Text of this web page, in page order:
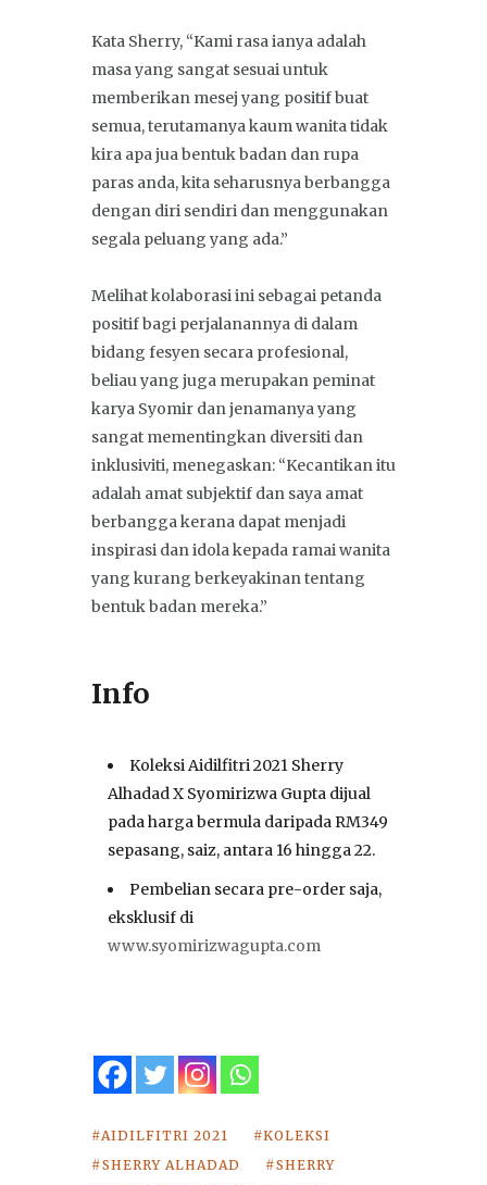
Kata Sherry, “Kami rasa ianya adalah
masa yang sangat sesuai untuk
memberikan mesej yang positif buat
semua, terutamanya kaum wanita tidak
kira apa jua bentuk badan dan rupa
paras anda, kita seharusnya berbangga
dengan diri sendiri dan menggunakan
segala peluang yang ada.”
Melihat kolaborasi ini sebagai petanda
positif bagi perjalanannya di dalam
bidang fesyen secara profesional,
beliau yang juga merupakan peminat
karya Syomir dan jenamanya yang
sangat mementingkan diversiti dan
inklusiviti, menegaskan: “Kecantikan itu
adalah amat subjektif dan saya amat
berbangga kerana dapat menjadi
inspirasi dan idola kepada ramai wanita
yang kurang berkeyakinan tentang
bentuk badan mereka.”
Info
Koleksi Aidilfitri 2021 Sherry
Alhadad X Syomirizwa Gupta dijual
pada harga bermula daripada RM349
sepasang, saiz, antara 16 hingga 22.
Pembelian secara pre-order saja,
eksklusif di
www.syomirizwagupta.com
AIDILFITRI 2021
KOLEKSI
SHERRY ALHADAD
SHERRY